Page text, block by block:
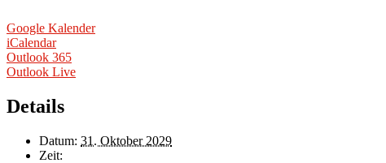
Google Kalender
iCalendar
Outlook 365
Outlook Live
Details
Datum: 31. Oktober 2029
Zeit: